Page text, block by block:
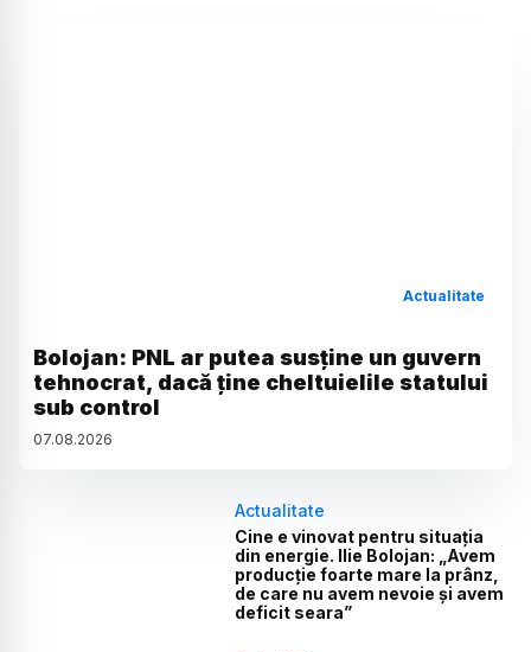
Actualitate
Bolojan: PNL ar putea susține un guvern
tehnocrat, dacă ține cheltuielile statului
sub control
07.08.2026
Actualitate
Cine e vinovat pentru situația
din energie. Ilie Bolojan: „Avem
producție foarte mare la prânz,
de care nu avem nevoie și avem
deficit seara”